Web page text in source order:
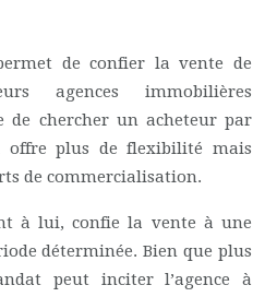
de confier la vente de
agences immobilières
de chercher un acheteur par
offre plus de flexibilité mais
de commercialisation.
à lui, confie la vente à une
déterminée. Bien que plus
peut inciter l’agence à